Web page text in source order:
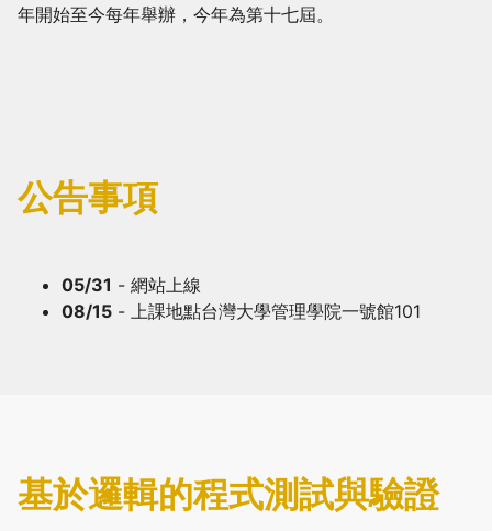
年開始至今每年舉辦，今年為第十七屆。
公告事項
05/31 - 網站上線
08/15 - 上課地點台灣大學管理學院一號館101
基於邏輯的程式測試與驗證